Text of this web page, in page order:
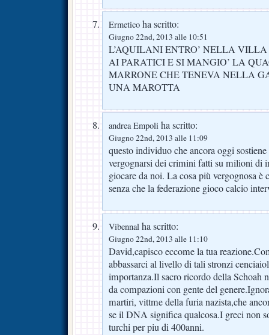
Ermetico ha scritto:
Giugno 22nd, 2013 alle 10:51
L’AQUILANI ENTRO’ NELLA
AI PARATICI E SI MANGIO’ LA
MARRONE CHE TENEVA NELLA
UNA MAROTTA
andrea Empoli ha scritto:
Giugno 22nd, 2013 alle 11:09
questo individuo che ancora oggi
vergognarsi dei crimini fatti su milioni di
giocare da noi. La cosa più vergognosa è
senza che la federazione gioco calcio
Vibennal ha scritto:
Giugno 22nd, 2013 alle 11:10
David,capisco eccome la tua
abbassarci al livello di tali stronzi
importanza.Il sacro ricordo della Schoah
da compazioni con gente del
martiri, vittme della furia nazista,che
se il DNA significa qualcosa.I greci non
turchi per piu di 400anni.